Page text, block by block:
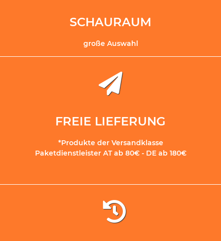
SCHAURAUM
große Auswahl
FREIE LIEFERUNG
*Produkte der Versandklasse
Paketdienstleister AT ab 80€ - DE ab 180€